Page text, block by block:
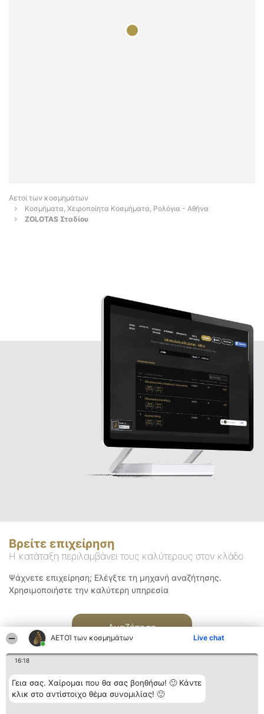
ΑΕΤΟΊ των κοσμημάτων Live chat
16:18
Γεια σας. Χαίρομαι που θα σας βοηθήσω! 🙂 Κάντε
κλικ στο αντίστοιχο θέμα συνομιλίας! 🙂
Αετοί των κοσμημάτων
Κοσμήματα, Χειροποίητα Κοσμήματα, Ρολόγια - Αθήνα
ZOLOTAS Σταδίου
Βρείτε επιχείρηση
Η κατάταξη περιλαμβάνει τους καλύτερους στον κλάδο
Ψάχνετε επιχείρηση; Ελέγξτε τη μηχανή αναζήτησης.
Χρησιμοποιήστε την καλύτερη υπηρεσία
Αναζήτηση